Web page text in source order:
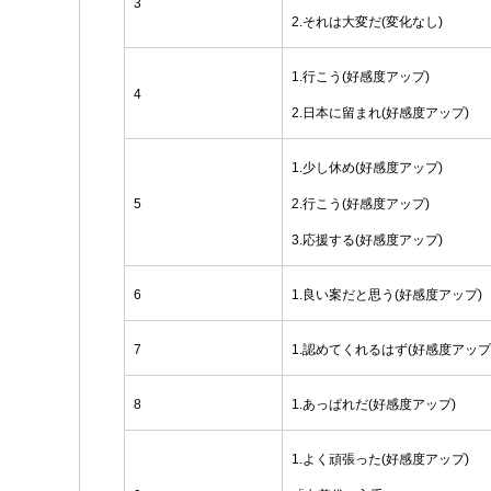
3
2.それは大変だ(変化なし)
4
1.行こう(好感度アップ)
2.日本に留まれ(好感度アップ)
5
1.少し休め(好感度アップ)
2.行こう(好感度アップ)
3.応援する(好感度アップ)
6 1.良い案だと思う(好感度アップ)
7 1.認めてくれるはず(好感度アッ
8 1.あっぱれだ(好感度アップ)
1.よく頑張った(好感度アップ)